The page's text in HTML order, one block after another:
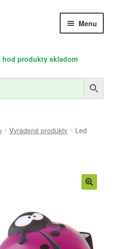
Menu
Meracia
Technika
menu
PC doplnky
hod produkty skladom
Vyradené produkty
Led